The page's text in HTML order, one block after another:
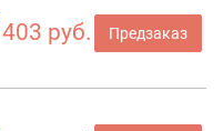
403 руб. Предзаказ